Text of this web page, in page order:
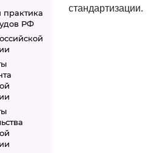
практика
РФ
стандартизации.